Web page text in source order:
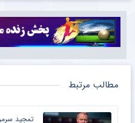
مطالب مرتبط
تمجید